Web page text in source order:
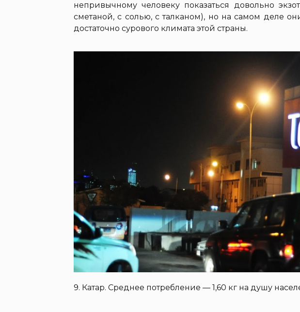
непривычному человеку показаться довольно
сметаной, с солью, с талканом), но на самом деле
достаточно сурового климата этой страны.
9. Катар. Среднее потребление — 1,60 кг на душу